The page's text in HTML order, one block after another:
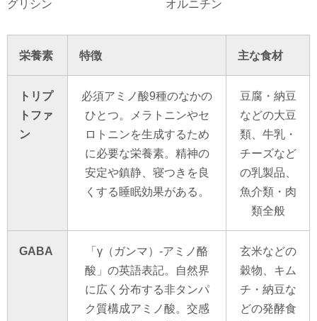
グリシン オルニチン
栄養素 特徴 主な食材
トリプ
トファ
ン
必須アミノ酸9種のなかの
ひとつ。メラトニンやセ
ロトニンを生成するため
に必要な栄養素。精神の
安定や鎮静、寝つきを良
くする睡眠効果がある。
豆腐・納豆
などの大豆
類、牛乳・
チーズなど
の乳製品、
魚介類・肉
類全般
GABA
「γ（ガンマ）-アミノ酪
酸」の英語表記。自然界
に広く分布する非タンパ
ク質構成アミノ酸。交感
玄米などの
穀物、キム
チ・納豆な
どの発酵食